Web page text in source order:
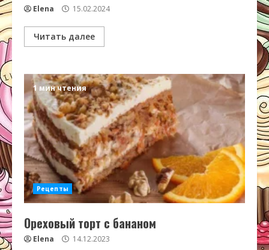
Elena 15.02.2024
Читать далее
1 мин чтения
Рецепты
Ореховый торт с бананом
Elena 14.12.2023